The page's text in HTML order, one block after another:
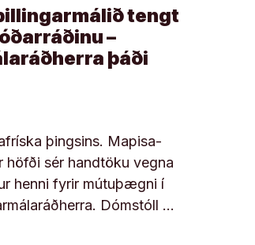
tengt
–
þáði
þingsins. Mapisa-
höfði sér handtöku vegna
henni fyrir mútuþægni í
Dómstóll …